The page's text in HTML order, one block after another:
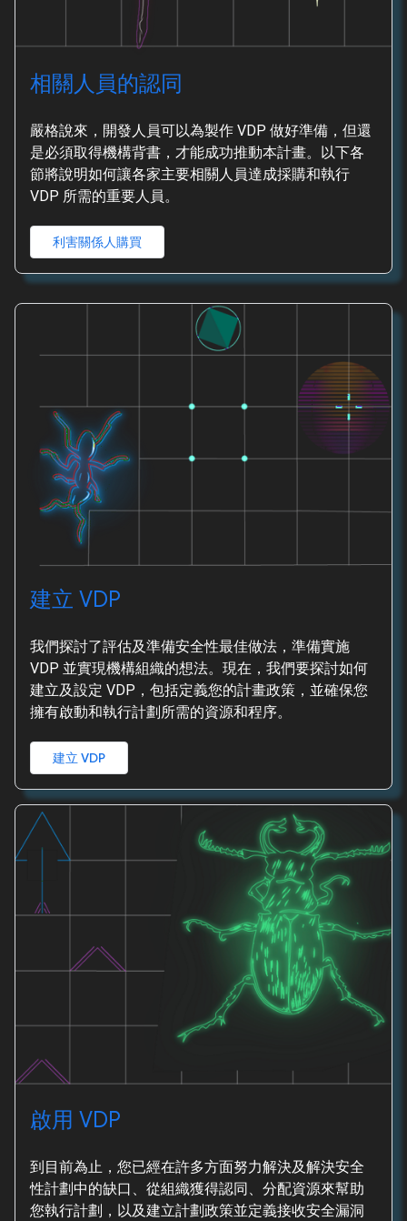
相關人員的認同
嚴格說來，開發人員可以為製作 VDP 做好準備，但還
是必須取得機構背書，才能成功推動本計畫。以下各
節將說明如何讓各家主要相關人員達成採購和執行
VDP 所需的重要人員。
利害關係人購買
建立 VDP
我們探討了評估及準備安全性最佳做法，準備實施
VDP 並實現機構組織的想法。現在，我們要探討如何
建立及設定 VDP，包括定義您的計畫政策，並確保您
擁有啟動和執行計劃所需的資源和程序。
建立 VDP
啟用 VDP
到目前為止，您已經在許多方面努力解決及解決安全
性計劃中的缺口、從組織獲得認同、分配資源來幫助
您執行計劃，以及建立計劃政策並定義接收安全漏洞